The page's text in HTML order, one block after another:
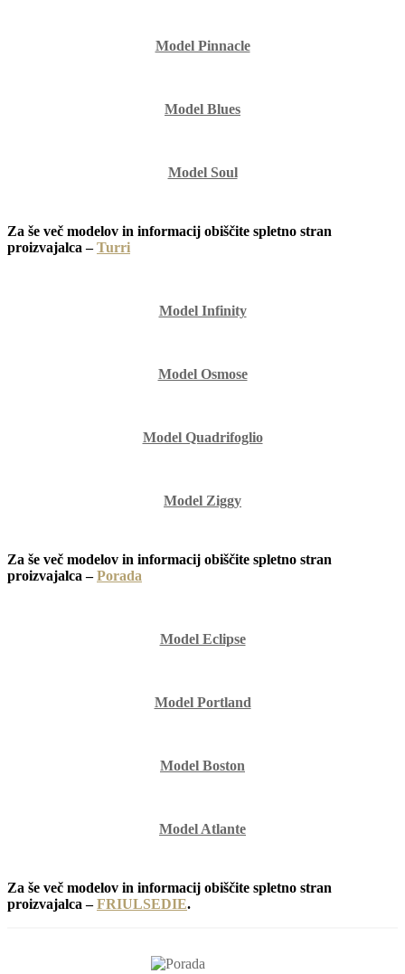
Model Pinnacle
Model Blues
Model Soul
Za še več modelov in informacij obiščite spletno stran
proizvajalca –Turri
Model Infinity
Model Osmose
Model Quadrifoglio
Model Ziggy
Za še več modelov in informacij obiščite spletno stran
proizvajalca –Porada
Model Eclipse
Model Portland
Model Boston
Model Atlante
Za še več modelov in informacij obiščite spletno stran
proizvajalca –FRIULSEDIE.